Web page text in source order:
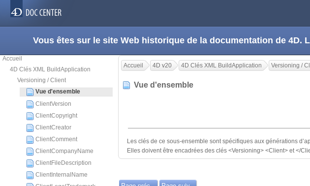
Vous êtes sur le site Web historique de la documentation de
Accueil
4D Clés XML BuildApplication
Versioning / Client
Vue d'ensemble
ClientVersion
ClientCopyright
ClientCreator
ClientComment
ClientCompanyName
ClientFileDescription
ClientInternalName
Accueil 4D v20 4D Clés XML BuildApplication Versioning /
Vue d'ensemble
Les clés de ce sous-ensemble sont spécifiques aux générations
Elles doivent être encadrées des clés <Versioning> <Client> et </